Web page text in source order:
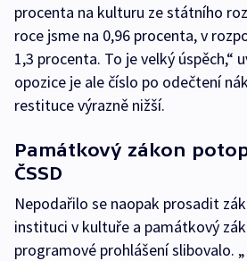
procenta na kulturu ze státního
roce jsme na 0,96 procenta, v
1,3 procenta. To je velký úspěch,“
opozice je ale číslo po odečtení
restituce výrazně nižší.
Památkový zákon
ČSSD
Nepodařilo se naopak prosadit
instituci v kultuře a památkový
programové prohlášení slibovalo.